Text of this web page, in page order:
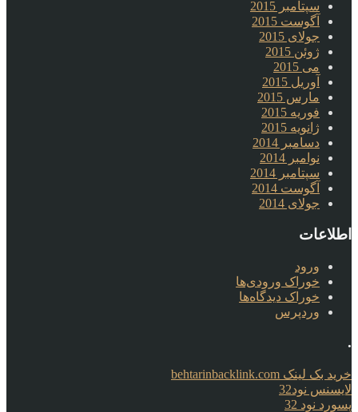
سپتامبر 2015
آگوست 2015
جولای 2015
ژوئن 2015
می 2015
آوریل 2015
مارس 2015
فوریه 2015
ژانویه 2015
دسامبر 2014
نوامبر 2014
سپتامبر 2014
آگوست 2014
جولای 2014
اطلاعات
ورود
خوراک ورودی‌ها
خوراک دیدگاه‌ها
وردپرس
.
خرید بک لینک behtarinbacklink.com
لایسنس نود32
پسورد نود 32